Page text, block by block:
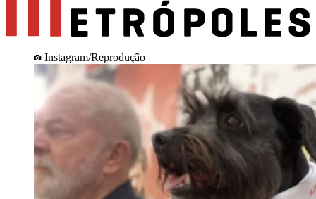
Instagram/Reprodução